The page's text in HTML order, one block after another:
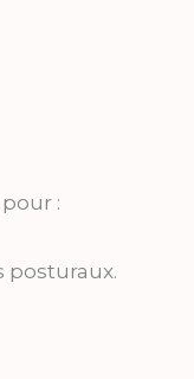
:
posturaux.